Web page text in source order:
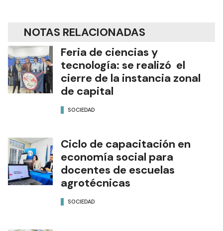
NOTAS RELACIONADAS
Feria de ciencias y
tecnología: se realizó el
cierre de la instancia zonal
de capital
SOCIEDAD
Ciclo de capacitación en
economía social para
docentes de escuelas
agrotécnicas
SOCIEDAD